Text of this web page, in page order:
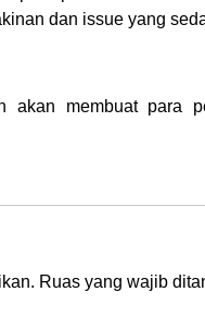
dan issue yang
akan membuat para
Ruas yang wajib